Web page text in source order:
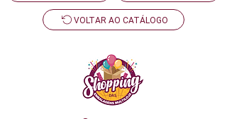
VOLTAR AO CATÁLOGO